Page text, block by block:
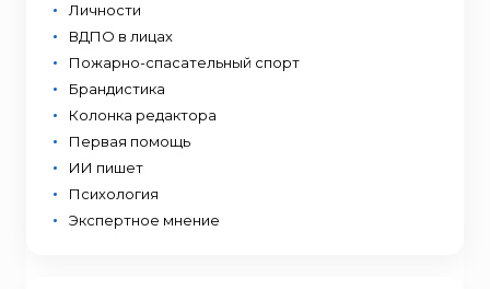
Личности
ВДПО в лицах
Пожарно-спасательный спорт
Брандистика
Колонка редактора
Первая помощь
ИИ пишет
Психология
Экспертное мнение